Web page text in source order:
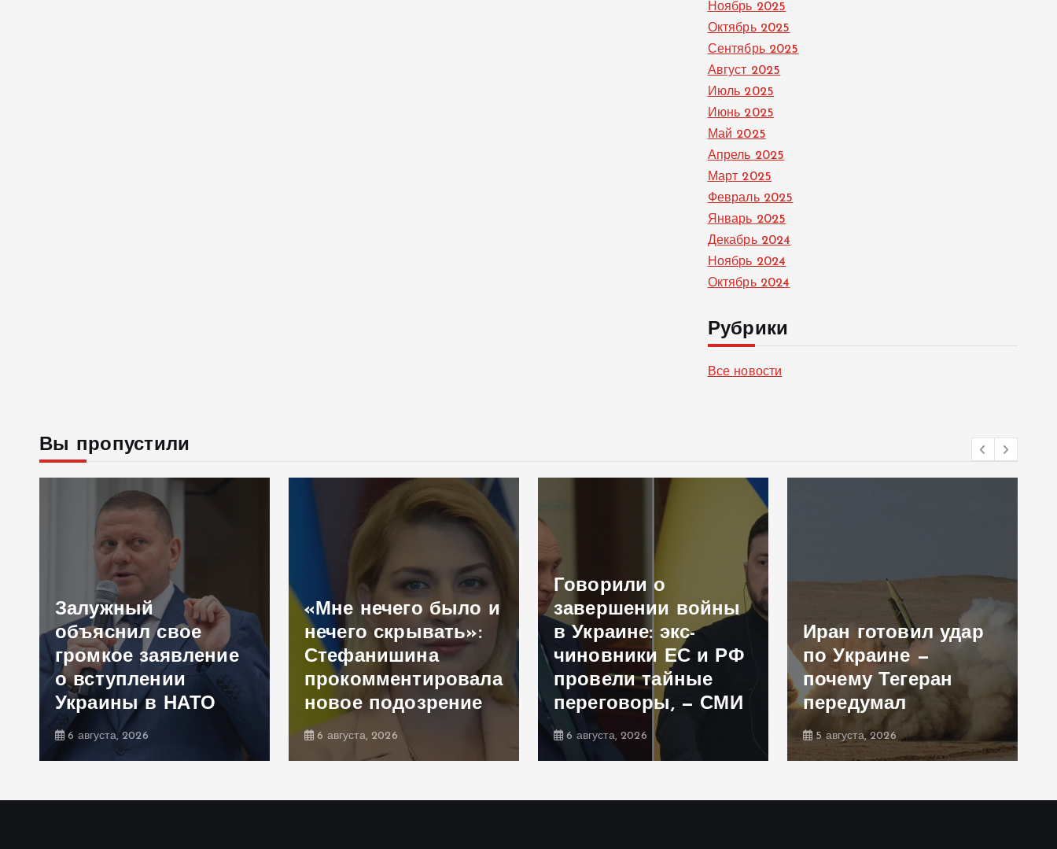
Ноябрь 2025
Октябрь 2025
Сентябрь 2025
Август 2025
Июль 2025
Июнь 2025
Май 2025
Апрель 2025
Март 2025
Февраль 2025
Январь 2025
Декабрь 2024
Ноябрь 2024
Октябрь 2024
Рубрики
Все новости
Вы пропустили
Залужный
объяснил свое
громкое заявление
о вступлении
Украины в НАТО
6 августа, 2026
«Мне нечего было и
нечего скрывать»:
Стефанишина
прокомментировала
новое подозрение
6 августа, 2026
Говорили о
завершении войны
в Украине: экс-
чиновники ЕС и РФ
провели тайные
переговоры, — СМИ
6 августа, 2026
Иран готовил удар
по Украине —
почему Тегеран
передумал
5 августа, 2026